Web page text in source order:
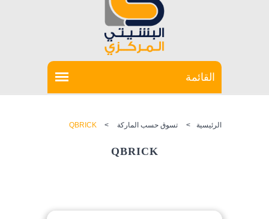
الرئيسية > تسوق حسب الماركة >
QBRICK